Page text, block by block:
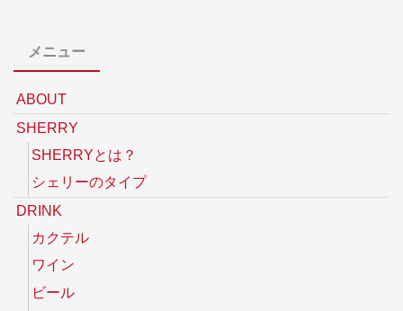
メニュー
ABOUT
SHERRY
SHERRYとは？
シェリーのタイプ
DRINK
カクテル
ワイン
ビール